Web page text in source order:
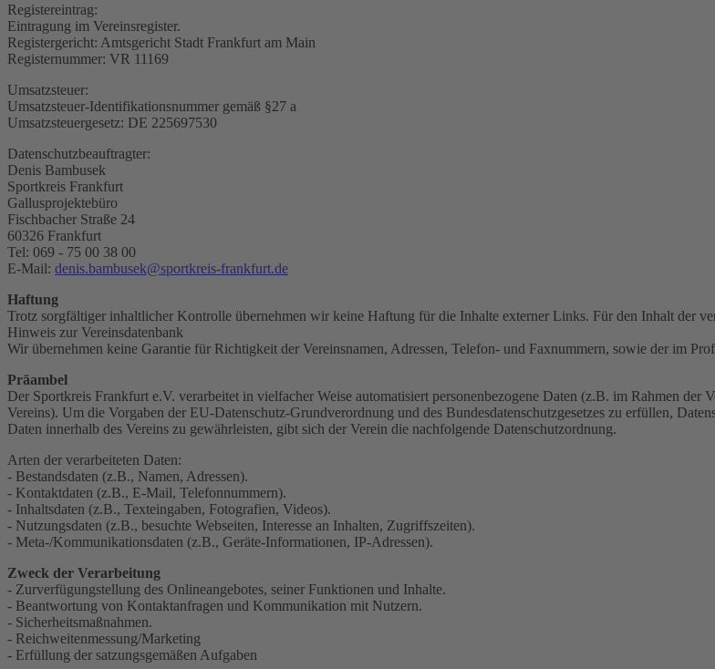
Registereintrag:
Eintragung im Vereinsregister.
Registergericht: Amtsgericht Stadt Frankfurt am Main
Registernummer: VR 11169
Umsatzsteuer:
Umsatzsteuer-Identifikationsnummer gemäß §27 a
Umsatzsteuergesetz: DE 225697530
Datenschutzbeauftragter:
Denis Bambusek
Sportkreis Frankfurt
Gallusprojektebüro
Fischbacher Straße 24
60326 Frankfurt
Tel: 069 - 75 00 38 00
E-Mail: denis.bambusek@sportkreis-frankfurt.de
Haftung
Trotz sorgfältiger inhaltlicher Kontrolle übernehmen wir keine Haftung für die Inhalte externer Links. Für den Inhalt der
Hinweis zur Vereinsdatenbank
Wir übernehmen keine Garantie für Richtigkeit der Vereinsnamen, Adressen, Telefon- und Faxnummern, sowie der im
Präambel
Der Sportkreis Frankfurt e.V. verarbeitet in vielfacher Weise automatisiert personenbezogene Daten (z.B. im Rahmen
Vereins). Um die Vorgaben der EU-Datenschutz-Grundverordnung und des Bundesdatenschutzgesetzes zu erfüllen,
Daten innerhalb des Vereins zu gewährleisten, gibt sich der Verein die nachfolgende Datenschutzordnung.
Arten der verarbeiteten Daten:
- Bestandsdaten (z.B., Namen, Adressen).
- Kontaktdaten (z.B., E-Mail, Telefonnummern).
- Inhaltsdaten (z.B., Texteingaben, Fotografien, Videos).
- Nutzungsdaten (z.B., besuchte Webseiten, Interesse an Inhalten, Zugriffszeiten).
- Meta-/Kommunikationsdaten (z.B., Geräte-Informationen, IP-Adressen).
Zweck der Verarbeitung
- Zurverfügungstellung des Onlineangebotes, seiner Funktionen und Inhalte.
- Beantwortung von Kontaktanfragen und Kommunikation mit Nutzern.
- Sicherheitsmaßnahmen.
- Reichweitenmessung/Marketing
- Erfüllung der satzungsgemäßen Aufgaben